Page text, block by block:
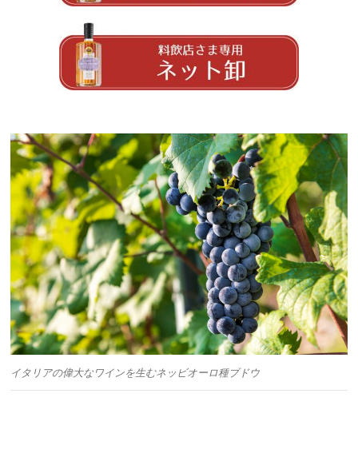
イタリアの偉大なワインを生むネッビオーロ種ブドウ